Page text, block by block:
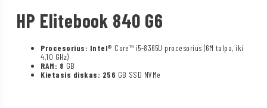
HP Elitebook 840 G6
Procesorius: Intel® Core™ i5-8365U procesorius (6M talpa, iki
4,10 GHz)
RAM: 8 GB
Kietasis diskas: 256 GB SSD NVMe